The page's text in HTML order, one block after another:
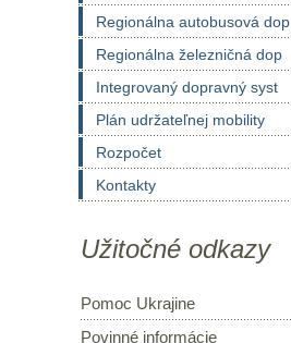
Regionálna autobusová dop
Regionálna železničná dop
Integrovaný dopravný syst
Plán udržateľnej mobility
Rozpočet
Kontakty
Užitočné odkazy
Pomoc Ukrajine
Povinné informácie